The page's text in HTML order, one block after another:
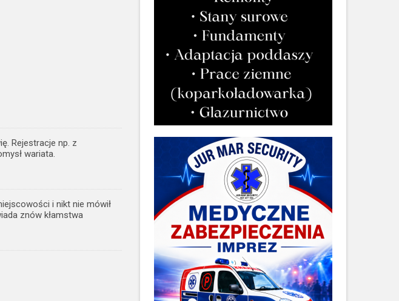
Rejestracje np. z
wariata.
i nikt nie mówił
znów kłamstwa